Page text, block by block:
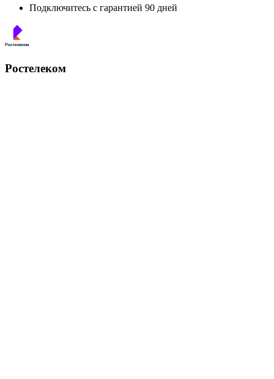
Подключитесь с гарантией 90 дней
Ростелеком